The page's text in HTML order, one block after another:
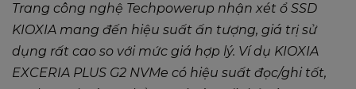
Trang công nghệ Techpowerup nhận xét ổ SSD
KIOXIA mang đến hiệu suất ấn tượng, giá trị sử
dụng rất cao so với mức giá hợp lý. Ví dụ KIOXIA
EXCERIA PLUS G2 NVMe có hiệu suất đọc/ghi tốt,